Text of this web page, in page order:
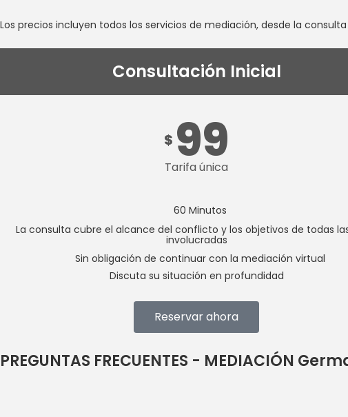
Los precios incluyen todos los servicios de mediación, desde la
Consultación Inicial
$ 99
Tarifa única
60 Minutos
La consulta cubre el alcance del conflicto y los objetivos de todas
involucradas
Sin obligación de continuar con la mediación virtual
Discuta su situación en profundidad
Reservar ahora
PREGUNTAS FRECUENTES - MEDIACIÓN